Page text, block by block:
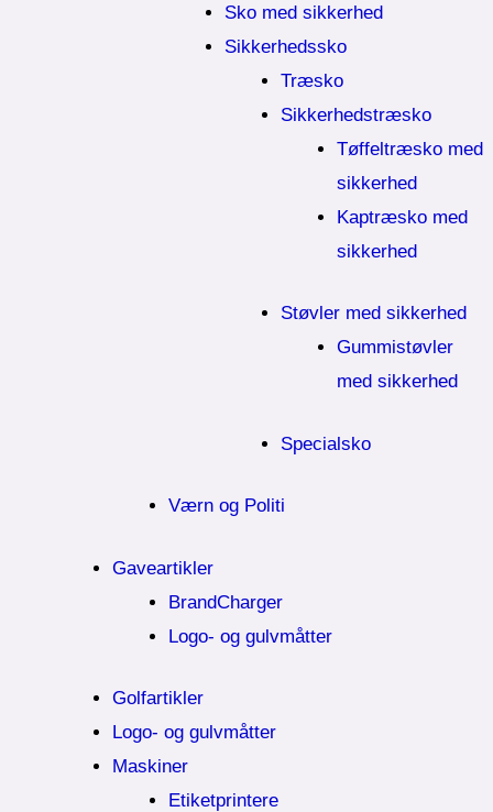
Sko med sikkerhed
Sikkerhedssko
Træsko
Sikkerhedstræsko
Tøffeltræsko med
sikkerhed
Kaptræsko med
sikkerhed
Støvler med sikkerhed
Gummistøvler
med sikkerhed
Specialsko
Værn og Politi
Gaveartikler
BrandCharger
Logo- og gulvmåtter
Golfartikler
Logo- og gulvmåtter
Maskiner
Etiketprintere